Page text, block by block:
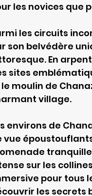
les novices que
les circuits
son belvédère
En
sites
moulin de
village.
environs de
vue
sur les
pour tous
les secrets